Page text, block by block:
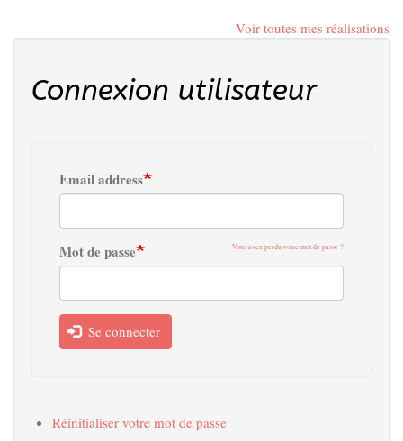
Voir toutes mes réalisations
Connexion utilisateur
Email address
Mot de passe Vous avez perdu votre mot de passe ?
Se connecter
Réinitialiser votre mot de passe